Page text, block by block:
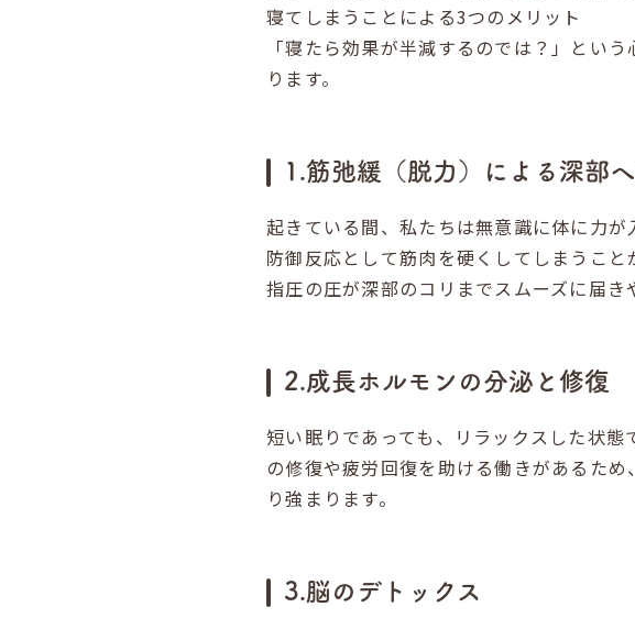
寝てしまうことによる3つのメリット
「寝たら効果が半減するのでは？」とい
ります。
1.筋弛緩（脱力）による深部
起きている間、私たちは無意識に体に力が
防御反応として筋肉を硬くしてしまうこ
指圧の圧が深部のコリまでスムーズに届き
2.成長ホルモンの分泌と修復
短い眠りであっても、リラックスした状
の修復や疲労回復を助ける働きがあるた
り強まります。
3.脳のデトックス